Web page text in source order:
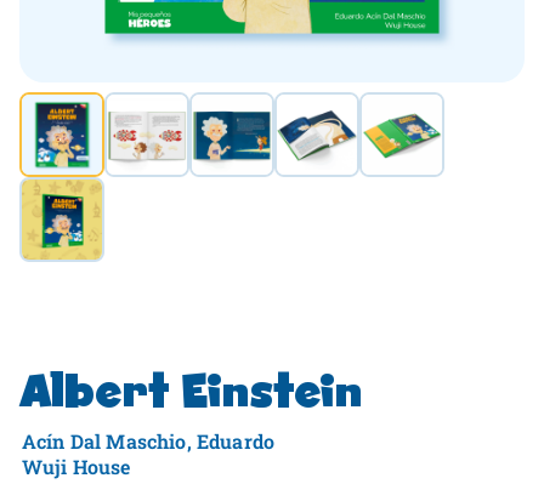
Albert Einstein
Acín Dal Maschio, Eduardo
Wuji House